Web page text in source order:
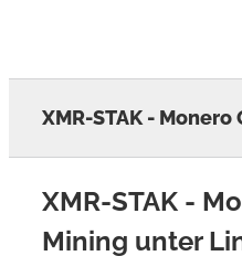
XMR-STAK -
XMR-STAK -
Mining unter